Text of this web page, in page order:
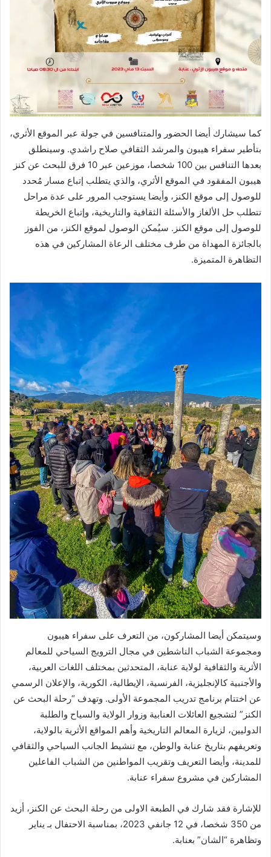
كما سيشارك أيضا الحضور والمتنافسين في جولة عبر الموقع الأثري،
بتأطير سفراء هيبون والمرشد الثقافي صلاح راشدي. وسينطلق
بعدها التنافس بين 100 شخصا، موزعين عبر 10 فرق للبحث عن كنز
هيبون المفقود في الموقع الأثري، والذي يتطلب إتباع مسار مُحدد
للوصول إلى موقع الكنز، وأيضا يستوجب المرور على عدة مراحل
تتطلب حل الألغاز والأسئلة الثقافية والتاريخية، وإتباع الخريطة
للوصول إلى موقع الكنز. سيُمكن الوصول لموقع الكنز، من الفوز
بالجائزة المهداة من طرف مختلف الرعاة المشاركين في هذه
التظاهرة المتميزة.
وسيتمكن أيضا المشاركون، من التعرف على سفراء هيبون
ومجموعة الشباب الناشطين في مجال الترويج السياحي للمعالم
الأثرية والثقافية لولاية عنابة، المتحدثين بمختلف اللغات العربية،
والأجنبية كالإنجليزية، الفرنسية، الإيطالية، الكورية، والإعلان الرسمي
عن اختتام برنامج تدريب المجموعة الأولى. وتهدف “رحلة البحث عن
الكنز” لتشجيع العائلات العنابية وزوار الولاية والسياح والطلبة
الدوليين، لزيارة المعالم التاريخية وأهم المواقع الأثرية بالولاية،
وتعريفهم بتاريخ عنابة والوطن، مع تنشيط الجانب السياحي والثقافي
للمدينة، وأيضا التعريف وتقريب المواطنين من الشباب الفاعلين
المشاركين في مشروع سفراء عنابة.
للإشارة فقد شارك في الطبعة الاولى من رحلة البحث عن الكنز، أزيد
من 350 شخصا، في 12 جانفي 2023، بمناسبة الاحتفال بـ يناير
وتظاهرة “الشان” بعنابة.